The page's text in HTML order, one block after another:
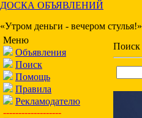
ДОСКА ОБЪЯВЛЕНИЙ
«Утром деньги - вечером стулья!»
Меню
Объявления
Поиск
Помощь
Правила
Рекламодателю
-------------------
Поиск